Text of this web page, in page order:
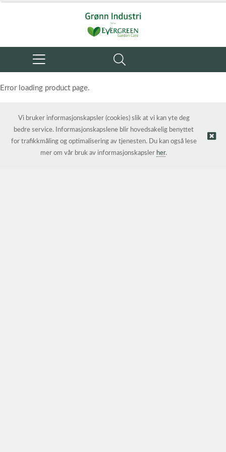
Error loading product page.
© Grønn Industri AS | Nettbutikk levert avKréatif AS
Vi bruker informasjonskapsler (cookies) slik at vi kan yte deg
bedre service. Informasjonskapslene blir hovedsakelig benyttet
for trafikkmåling og optimalisering av tjenesten. Du kan også lese
mer om vår bruk av informasjonskapsler her.